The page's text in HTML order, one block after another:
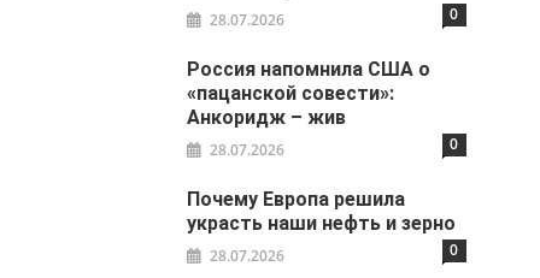
28.07.2026 0
Россия напомнила США о
«пацанской совести»:
Анкоридж – жив
28.07.2026 0
Почему Европа решила
украсть наши нефть и зерно
28.07.2026 0